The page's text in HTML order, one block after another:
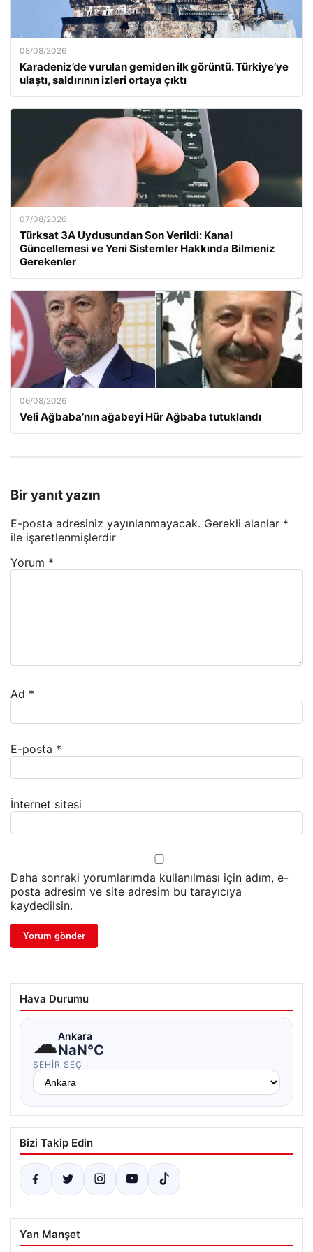
08/08/2026
Karadeniz’de vurulan gemiden ilk görüntü. Türkiye’ye
ulaştı, saldırının izleri ortaya çıktı
07/08/2026
Türksat 3A Uydusundan Son Verildi: Kanal
Güncellemesi ve Yeni Sistemler Hakkında Bilmeniz
Gerekenler
06/08/2026
Veli Ağbaba’nın ağabeyi Hür Ağbaba tutuklandı
Bir yanıt yazın
E-posta adresiniz yayınlanmayacak. Gerekli alanlar *
ile işaretlenmişlerdir
Yorum *
Ad *
E-posta *
İnternet sitesi
Daha sonraki yorumlarımda kullanılması için adım, e-
posta adresim ve site adresim bu tarayıcıya
kaydedilsin.
Hava Durumu
☁Ankara
NaN°C
ŞEHIR SEÇ
Bizi Takip Edin
Yan Manşet